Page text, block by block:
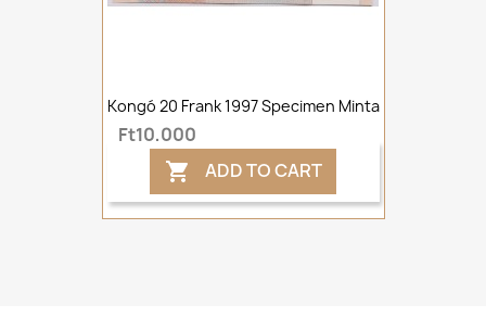
Kongó 20 Frank 1997 Specimen Minta
Ft10,000
 ADD TO CART